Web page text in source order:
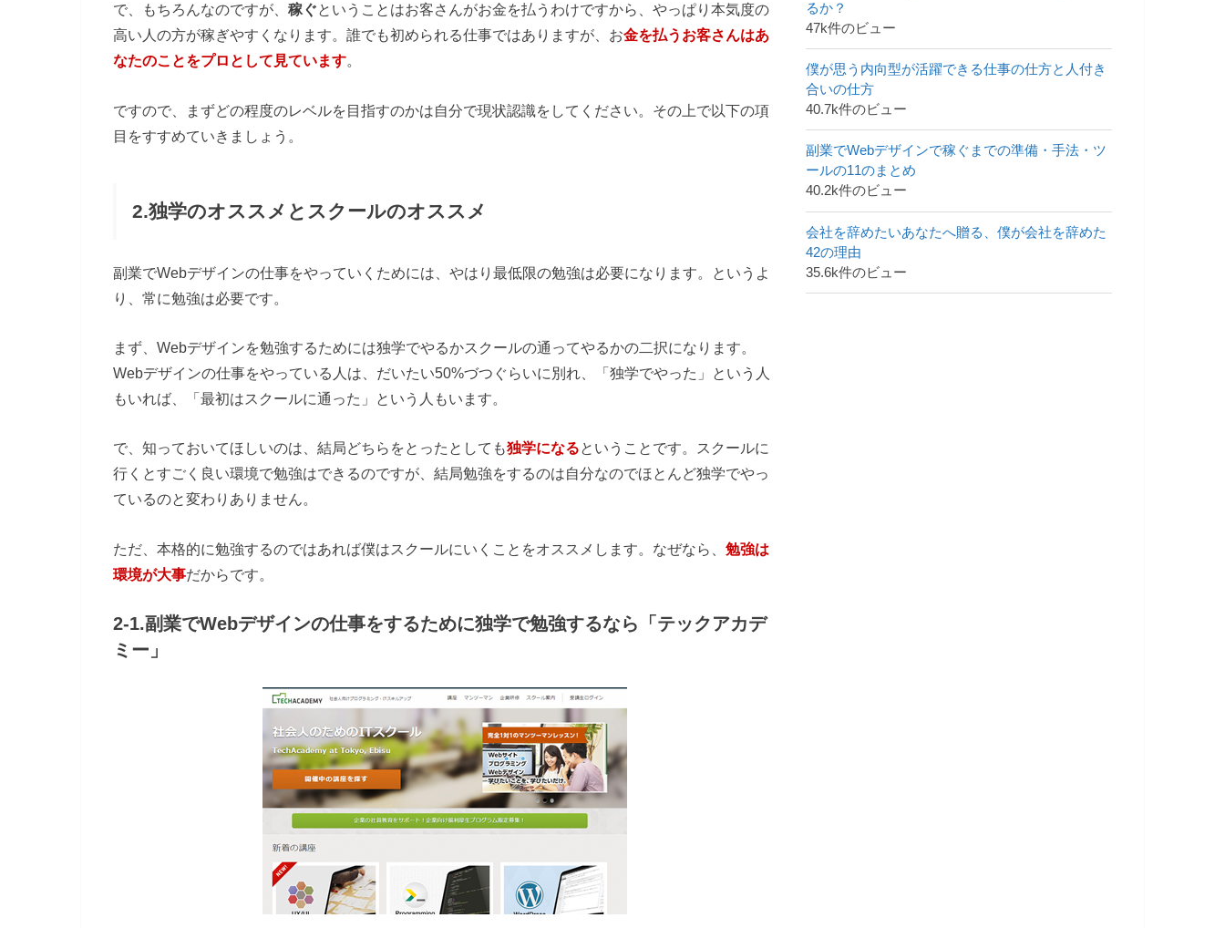
で、もちろんなのですが、 稼ぐということはお客さんがお金を払うわけですから、やっぱり本気度の
高い人の方が稼ぎやすくなります。誰でも初められる仕事ではありますが、お金を払うお客さんはあ
なたのことをプロとして見ています。
ですので、まずどの程度のレベルを目指すのかは自分で現状認識をしてください。その上で以下の項
目をすすめていきましょう。
2.独学のオススメとスクールのオススメ
副業でWebデザインの仕事をやっていくためには、やはり最低限の勉強は必要になります。というよ
り、常に勉強は必要です。
まず、Webデザインを勉強するためには独学でやるかスクールの通ってやるかの二択になります。
Webデザインの仕事をやっている人は、だいたい50%づつぐらいに別れ、「独学でやった」という人
もいれば、「最初はスクールに通った」という人もいます。
で、知っておいてほしいのは、結局どちらをとったとしても独学になるということです。スクールに
行くとすごく良い環境で勉強はできるのですが、結局勉強をするのは自分なのでほとんど独学でやっ
ているのと変わりありません。
ただ、本格的に勉強するのではあれば僕はスクールにいくことをオススメします。なぜなら、 勉強は
環境が大事だからです。
2-1.副業でWebデザインの仕事をするために独学で勉強するなら「テックアカデ
ミー」
るか？
47k件のビュー
僕が思う内向型が活躍できる仕事の仕方と人付き
合いの仕方
40.7k件のビュー
副業でWebデザインで稼ぐまでの準備・手法・ツ
ールの11のまとめ
40.2k件のビュー
会社を辞めたいあなたへ贈る、僕が会社を辞めた
42の理由
35.6k件のビュー